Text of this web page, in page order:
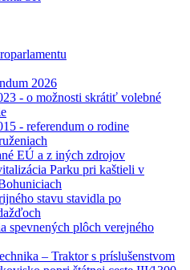
2026
- o možnosti skrátiť volebné
- referendum o rodine
EÚ a z iných zdrojov
Parku pri kaštieli v
stavu stavidla po
spevnených plôch verejného
– Traktor s príslušenstvom